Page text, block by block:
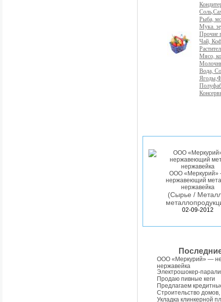
Рыба,
Мука.
Прочие
Чай,
Мясо,
Вода,
ООО
нержавеющий
нержавейка
(Сырье /
02-09-2012
ООО «Меркурий» —
нержавейка
Электрошокер-
Продаю пивные кеги
Предлагаем
Строительство
Укладка клинкерной